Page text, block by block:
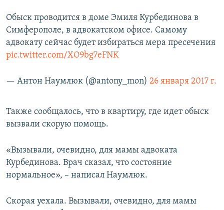
Обыск проводится в доме Эмиля Курбединова в
Симферополе, в адвокатском офисе. Самому
адвокату сейчас будет избираться мера пресечения
pic.twitter.com/XO9bg7eFNK
— Антон Наумлюк (@antony_mon) 26 января 2017 г.
Также сообщалось, что в квартиру, где идет обыск
вызвали скорую помощь.
«Вызывали, очевидно, для мамы адвоката
Курбединова. Врач сказал, что состояние
нормальное», – написал Наумлюк.
Скорая уехала. Вызывали, очевидно, для мамы